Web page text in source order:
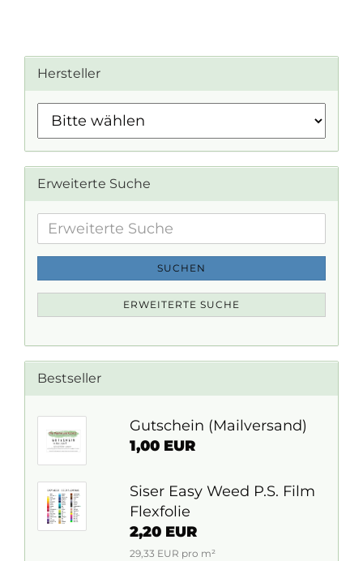
Hersteller
Erweiterte Suche
Erweiterte
Suche
SUCHEN
ERWEITERTE SUCHE
Bestseller
Gutschein (Mailversand)
1,00 EUR
Siser Easy Weed P.S. Film
Flexfolie
2,20 EUR
29,33 EUR pro m²